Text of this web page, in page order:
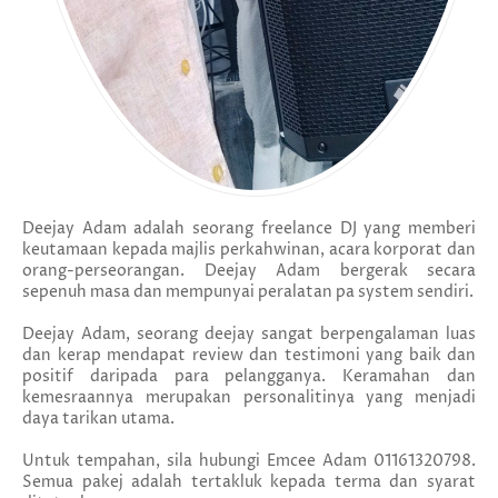
Deejay Adam adalah seorang freelance DJ yang memberi
keutamaan kepada majlis perkahwinan, acara korporat dan
orang-perseorangan. Deejay Adam bergerak secara
sepenuh masa dan mempunyai peralatan pa system sendiri.
Deejay Adam, seorang deejay sangat berpengalaman luas
dan kerap mendapat review dan testimoni yang baik dan
positif daripada para pelangganya. Keramahan dan
kemesraannya merupakan personalitinya yang menjadi
daya tarikan utama.
Untuk tempahan, sila hubungi Emcee Adam 01161320798.
Semua pakej adalah tertakluk kepada terma dan syarat